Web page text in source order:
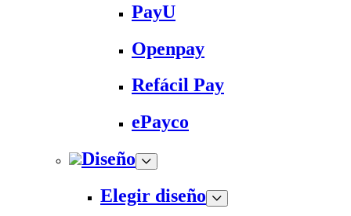
PayU
Openpay
Refácil Pay
ePayco
Diseño
Elegir diseño